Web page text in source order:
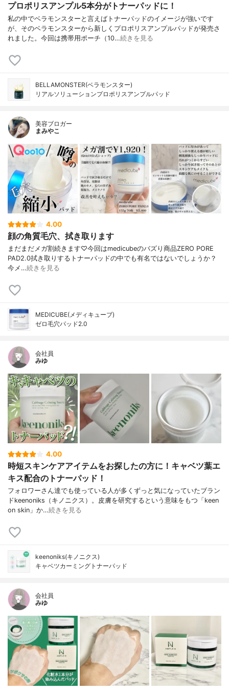
プロポリスアンプル5本分がトナーパッドに！
私の中でベラモンスターと言えばトナーパッドのイメージが強いです
が、そのベラモンスターから新しくプロポリスアンプルパッドが発売さ
れました。今回は携帯用ポーチ（10…続きを見る
BELLAMONSTER(ベラモンスター)
リアルソリューションプロポリスアンプルパッド
美容ブロガー
まみやこ
4.00
顔の角質毛穴、拭き取ります
まだまだメガ割続きます♡⁡⁡今回はmedicubeのバズり商品ZERO PORE
PAD2.0⁡⁡拭き取りするトナーパッドの中でも有名ではないでしょうか？⁡
今メ…続きを見る
MEDICUBE(メディキューブ)
ゼロ毛穴パッド2.0
会社員
みゆ
4.00
時短スキンケアアイテムをお探したの方に！キャベツ葉エ
キス配合のトナーパッド！
フォロワーさん達でも使っている人が多くずっと気になっていたブラン
ドkeenoniks（キノニクス）。皮膚を研究するという意味をもつ「keen
on skin」か…続きを見る
keenoniks(キノニクス)
キャベツカーミングトナーパッド
会社員
みゆ